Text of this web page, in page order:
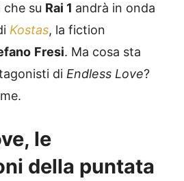
che su Rai 1 andrà in onda
Kostas, la fiction
Fresi. Ma cosa sta
di Endless Love?
le
della puntata